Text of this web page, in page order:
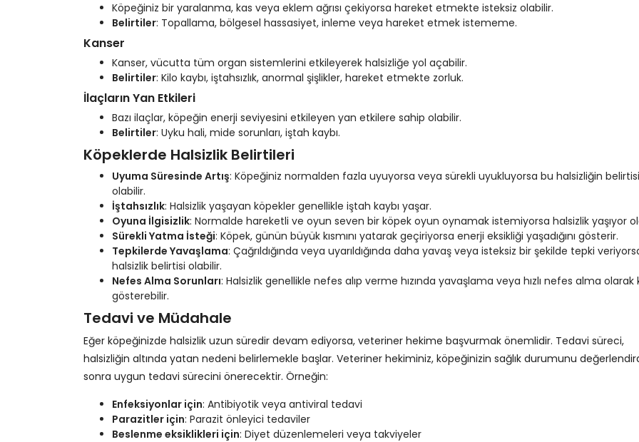
Köpeğiniz bir yaralanma, kas veya eklem ağrısı çekiyorsa hareket etmekte isteksiz olabilir.
Belirtiler: Topallama, bölgesel hassasiyet, inleme veya hareket etmek istememe.
Kanser
Kanser, vücutta tüm organ sistemlerini etkileyerek halsizliğe yol açabilir.
Belirtiler: Kilo kaybı, iştahsızlık, anormal şişlikler, hareket etmekte zorluk.
İlaçların Yan Etkileri
Bazı ilaçlar, köpeğin enerji seviyesini etkileyen yan etkilere sahip olabilir.
Belirtiler: Uyku hali, mide sorunları, iştah kaybı.
Köpeklerde Halsizlik Belirtileri
Uyuma Süresinde Artış: Köpeğiniz normalden fazla uyuyorsa veya sürekli uyukluyorsa bu halsizliğin belirtisi
olabilir.
İştahsızlık: Halsizlik yaşayan köpekler genellikle iştah kaybı yaşar.
Oyuna İlgisizlik: Normalde hareketli ve oyun seven bir köpek oyun oynamak istemiyorsa halsizlik yaşıyor
Sürekli Yatma İsteği: Köpek, günün büyük kısmını yatarak geçiriyorsa enerji eksikliği yaşadığını gösterir.
Tepkilerde Yavaşlama: Çağrıldığında veya uyarıldığında daha yavaş veya isteksiz bir şekilde tepki
halsizlik belirtisi olabilir.
Nefes Alma Sorunları: Halsizlik genellikle nefes alıp verme hızında yavaşlama veya hızlı nefes alma olarak
gösterebilir.
Tedavi ve Müdahale
Eğer köpeğinizde halsizlik uzun süredir devam ediyorsa, veteriner hekime başvurmak önemlidir. Tedavi süreci,
halsizliğin altında yatan nedeni belirlemekle başlar. Veteriner hekiminiz, köpeğinizin sağlık durumunu
sonra uygun tedavi sürecini önerecektir. Örneğin:
Enfeksiyonlar için: Antibiyotik veya antiviral tedavi
Parazitler için: Parazit önleyici tedaviler
Beslenme eksiklikleri için: Diyet düzenlemeleri veya takviyeler